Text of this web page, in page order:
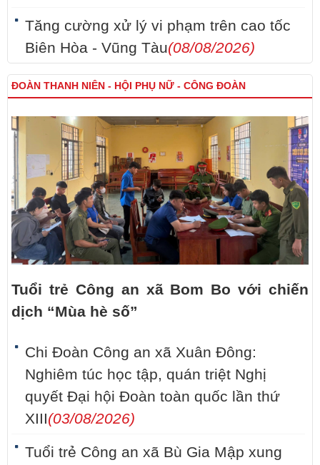
Tăng cường xử lý vi phạm trên cao tốc
Biên Hòa - Vũng Tàu(08/08/2026)
ĐOÀN THANH NIÊN - HỘI PHỤ NỮ - CÔNG ĐOÀN
Tuổi trẻ Công an xã Bom Bo với chiến
dịch “Mùa hè số”
Chi Đoàn Công an xã Xuân Đông:
Nghiêm túc học tập, quán triệt Nghị
quyết Đại hội Đoàn toàn quốc lần thứ
XIII(03/08/2026)
Tuổi trẻ Công an xã Bù Gia Mập xung